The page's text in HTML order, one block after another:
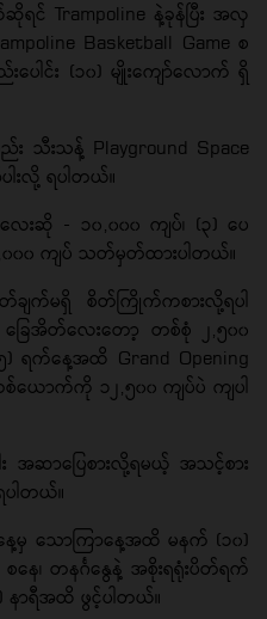
ရင် Trampoline နဲ့ခုန်ပြီး အလှ
Basketball Game စ
ေါင်း (၁၀) မျိုးကျော်လောက် ရှိ
း သီးသန့် Playground Space
ါးလို့ ရပါတယ်။
ေးဆို - ၁၀,၀၀၀ ကျပ်၊ (၃) ပေ
၀ ကျပ် သတ်မှတ်ထားပါတယ်။
ချက်မရှိ စိတ်ကြိုက်ကစားလို့ရပါ
ေအိတ်လေးတော့ တစ်စုံ ၂,၅၀၀
) ရက်နေ့အထိ Grand Opening
ောက်ကို ၁၂,၅၀၀ ကျပ်ပဲ ကျပါ
ါး အဆာပြေစားလို့ရမယ့် အသင့်စား
ပါတယ်။
ေ့မှ သောကြာနေ့အထိ မနက် (၁၀)
နေ၊ တနင်္ဂနွေနဲ့ အစိုးရရုံးပိတ်ရက်
နာရီအထိ ဖွင့်ပါတယ်။